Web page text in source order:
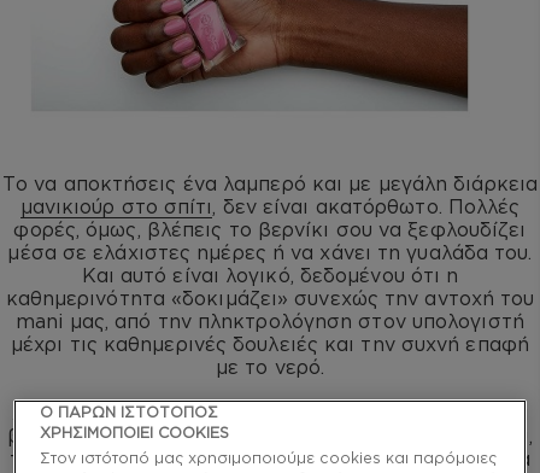
Το να αποκτήσεις ένα λαμπερό και με μεγάλη διάρκεια
μανικιούρ στο σπίτι
, δεν είναι ακατόρθωτο. Πολλές
φορές, όμως, βλέπεις το βερνίκι σου να ξεφλουδίζει
μέσα σε ελάχιστες ημέρες ή να χάνει τη γυαλάδα του.
Και αυτό είναι λογικό, δεδομένου ότι η
καθημερινότητα «δοκιμάζει» συνεχώς την αντοχή του
mani μας, από την πληκτρολόγηση στον υπολογιστή
μέχρι τις καθημερινές δουλειές και την συχνή επαφή
με το νερό.
Αν αναζητάς τον τρόπο να πετύχεις ένα mani σαν να
βγήκες μόλις από το nail salon, με αντοχή ημιμόνιμου,
το μυστικό κρύβεται στη σωστή προετοιμασία και τα
Ο ΠΑΡΩΝ ΙΣΤΟΤΟΠΟΣ
ΧΡΗΣΙΜΟΠΟΙΕΙ COOKIES
Στον ιστότοπό μας χρησιμοποιούμε cookies και παρόμοιες